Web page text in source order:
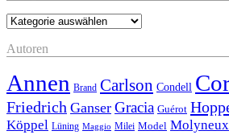
Kategorien
Autoren
Annen Brand Carlson Condell
Friedrich Ganser Gracia Guérot
Köppel Lüning Maggio Milei Model Molyneux